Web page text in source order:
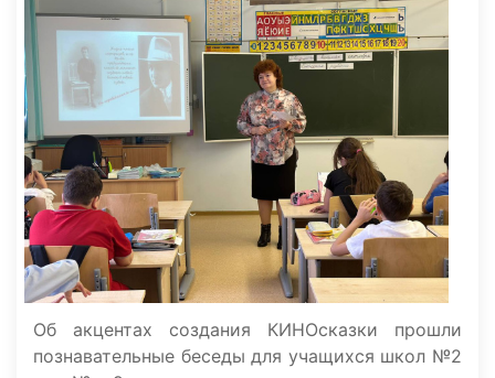
Об акцентах создания КИНОсказки прошли
познавательные беседы для учащихся школ №2